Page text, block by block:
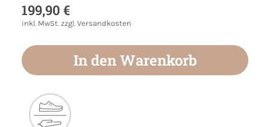
199,90 €
inkl. MwSt. zzgl. Versandkosten
In den Warenkorb